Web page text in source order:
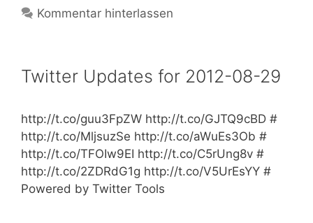
Kommentar hinterlassen
Twitter Updates for 2012-08-29
http://t.co/guu3FpZW http://t.co/GJTQ9cBD #
http://t.co/MljsuzSe http://t.co/aWuEs3Ob #
http://t.co/TFOIw9EI http://t.co/C5rUng8v #
http://t.co/2ZDRdG1g http://t.co/V5UrEsYY #
Powered by Twitter Tools